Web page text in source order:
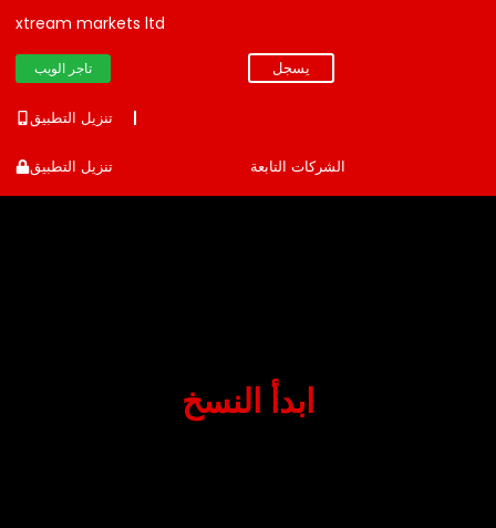
xtream markets ltd
تاجر الويب يسجل
تنزيل التطبيق
تنزيل التطبيق الشركات التابعة
ابدأ النسخ